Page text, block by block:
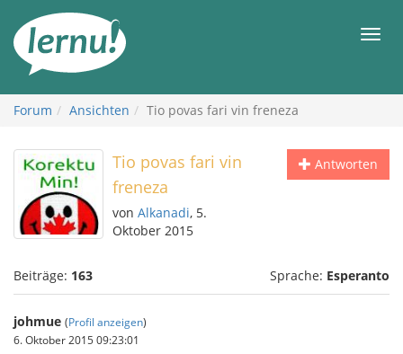
Inhalt
Forum Ansichten Tio povas fari vin freneza
Antworten
Tio povas fari vin
freneza
von Alkanadi, 5.
Oktober 2015
Beiträge: 163 Sprache: Esperanto
johmue (Profil anzeigen)
6. Oktober 2015 09:23:01